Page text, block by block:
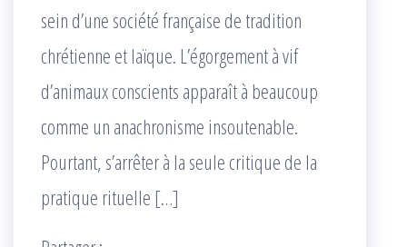
sein d’une société française de tradition
chrétienne et laïque. L’égorgement à vif
d’animaux conscients apparaît à beaucoup
comme un anachronisme insoutenable.
Pourtant, s’arrêter à la seule critique de la
pratique rituelle […]